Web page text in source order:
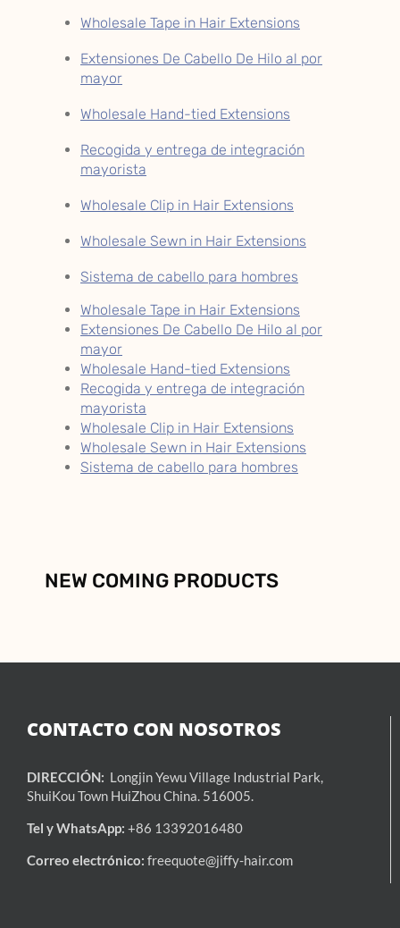
Wholesale Tape in Hair Extensions
Extensiones De Cabello De Hilo al por
mayor
Wholesale Hand-tied Extensions
Recogida y entrega de integración
mayorista
Wholesale Clip in Hair Extensions
Wholesale Sewn in Hair Extensions
Sistema de cabello para hombres
Wholesale Tape in Hair Extensions
Extensiones De Cabello De Hilo al por
mayor
Wholesale Hand-tied Extensions
Recogida y entrega de integración
mayorista
Wholesale Clip in Hair Extensions
Wholesale Sewn in Hair Extensions
Sistema de cabello para hombres
NEW COMING PRODUCTS
CONTACTO CON NOSOTROS
DIRECCIÓN: Longjin Yewu Village Industrial Park,
ShuiKou Town HuiZhou China. 516005.
Tel y WhatsApp: +86 13392016480
Correo electrónico: freequote@jiffy-hair.com